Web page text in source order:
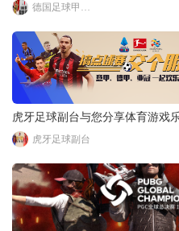
德国足球甲级联赛
虎牙足球副台与您分享体育游戏乐
虎牙足球副台